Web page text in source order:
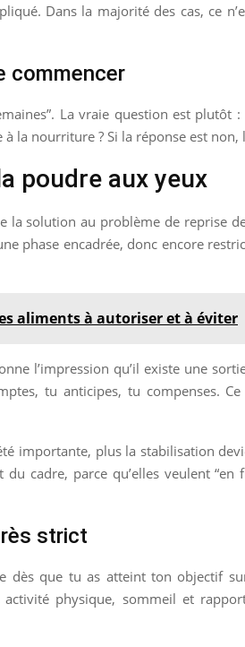
Dans la majorité des cas, ce
commencer
La vraie question est
la nourriture ? Si la réponse est
poudre aux yeux
la solution au problème de reprise
phase encadrée, donc encore
aliments à autoriser et à éviter
l’impression qu’il existe une
tu anticipes, tu compenses.
importante, plus la stabilisation
cadre, parce qu’elles veulent “en
strict
dès que tu as atteint ton objectif
physique, sommeil et